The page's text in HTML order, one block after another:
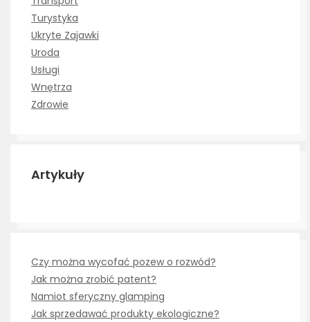
Turystyka
Ukryte Zajawki
Uroda
Usługi
Wnętrza
Zdrowie
Artykuły
Czy można wycofać pozew o rozwód?
Jak można zrobić patent?
Namiot sferyczny glamping
Jak sprzedawać produkty ekologiczne?